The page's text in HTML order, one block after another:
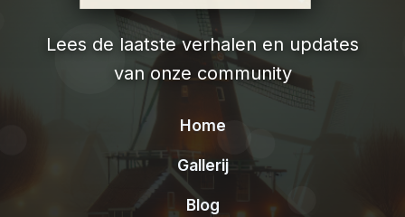
Lees de laatste verhalen en updates
van onze community
Home
Gallerij
Blog